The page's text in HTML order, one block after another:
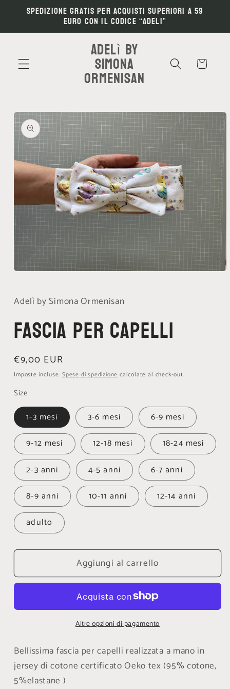
direttamente
Spedizione gratis per acquisti superiori a 59
euro con il codice “ADELI”
Adelì by
Simona
Ormenisan
Carrello
Passa alle
informazioni
sul prodotto
1
in
modale
Adelì by Simona Ormenisan
Fascia per capelli
Prezzo
di
listino
€9,00 EUR
Imposte incluse. Spese di spedizionecalcolate al check-out.
Size
1-3 mesi 3-6 mesi
6-9 mesi
9-12 mesi
12-18 mesi
18-24 mesi
2-3 anni
4-5 anni
6-7 anni
8-9 anni
10-11 anni
12-14 anni
adulto
Aggiungi al carrello
Altre opzioni di pagamento
Bellissima fascia per capelli realizzata a mano in
jersey di cotone certificato Oeko tex (95% cotone,
5%elastane )